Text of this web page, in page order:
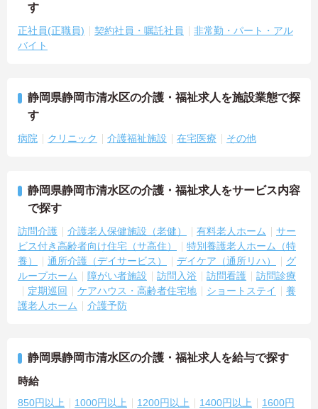
す
正社員(正職員) 契約社員・嘱託社員
非常勤・パート・アル
バイト
静岡県静岡市清水区の介護・福祉求人を施設業態で探
す
病院 クリニック 介護福祉施設 在宅医療 その他
静岡県静岡市清水区の介護・福祉求人をサービス内容
で探す
訪問介護 介護老人保健施設（老健） 有料老人ホーム
サー
ビス付き高齢者向け住宅（サ高住）
特別養護老人ホーム（特
養）
通所介護（デイサービス） デイケア（通所リハ）
グ
ループホーム
障がい者施設 訪問入浴 訪問看護
訪問診療
定期巡回
ケアハウス・高齢者住宅地 ショートステイ
養
護老人ホーム
介護予防
静岡県静岡市清水区の介護・福祉求人を給与で探す
時給
850円以上 1000円以上 1200円以上 1400円以上
1600円